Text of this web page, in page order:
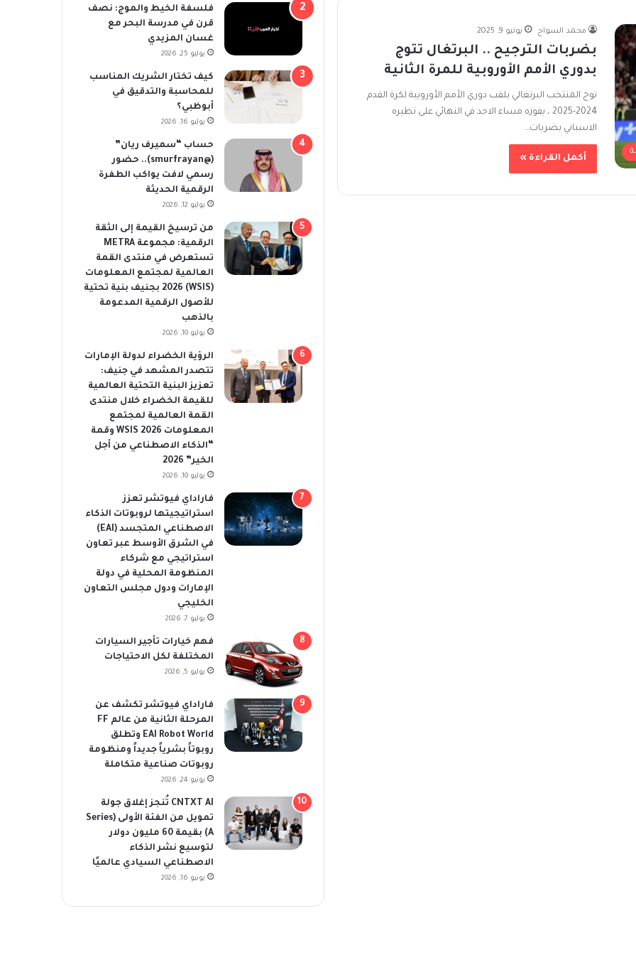
محمد السواح يونيو 9, 2025
بضربات الترجيح .. البرتغال تتوج
بدوري الأمم الأوروبية للمرة الثانية
توج المنتخب البرتغالي بلقب دوري الأمم الأوروبية لكرة القدم
2024-2025 ، بفوزه مساء الاحد في النهائي على نظيره
الاسباني بضربات…
أكمل القراءة »
فلسفة الخيط والموج: نصف
قرن في مدرسة البحر مع
غسان المزيدي
يوليو 25, 2026
كيف تختار الشريك المناسب
للمحاسبة والتدقيق في
أبوظبي؟
يوليو 16, 2026
حساب “سميرف ريان”
(@smurfrayan).. حضور
رسمي لافت يواكب الطفرة
الرقمية الحديثة
يوليو 12, 2026
من ترسيخ القيمة إلى الثقة
الرقمية: مجموعة METRA
تستعرض في منتدى القمة
العالمية لمجتمع المعلومات
(WSIS) 2026 بجنيف بنية تحتية
للأصول الرقمية المدعومة
بالذهب
يوليو 10, 2026
الرؤية الخضراء لدولة الإمارات
تتصدر المشهد في جنيف:
تعزيز البنية التحتية العالمية
للقيمة الخضراء خلال منتدى
القمة العالمية لمجتمع
المعلومات WSIS 2026 وقمة
“الذكاء الاصطناعي من أجل
الخير” 2026
يوليو 10, 2026
فاراداي فيوتشر تعزز
استراتيجيتها لروبوتات الذكاء
الاصطناعي المتجسد (EAI)
في الشرق الأوسط عبر تعاون
استراتيجي مع شركاء
المنظومة المحلية في دولة
الإمارات ودول مجلس التعاون
الخليجي
يوليو 7, 2026
فهم خيارات تأجير السيارات
المختلفة لكل الاحتياجات
يوليو 5, 2026
فاراداي فيوتشر تكشف عن
المرحلة الثانية من عالم FF
EAI Robot World وتطلق
روبوتاً بشرياً جديداً ومنظومة
روبوتات صناعية متكاملة
يونيو 24, 2026
CNTXT AI تُنجز إغلاق جولة
تمويل من الفئة الأولى (Series
A) بقيمة 60 مليون دولار
لتوسيع نشر الذكاء
الاصطناعي السيادي عالميًا
يونيو 16, 2026